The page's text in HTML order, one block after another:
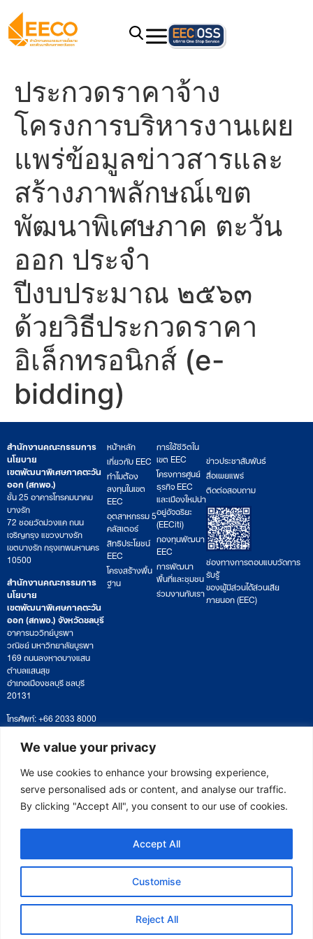
We value your privacy
We use cookies to enhance your browsing experience,
serve personalised ads or content, and analyse our traffic.
By clicking "Accept All", you consent to our use of cookies.
Customise
Reject All
Accept All
ประกวดราคาจ้าง
โครงการบริหารงานเผย
แพร่ข้อมูลข่าวสารและ
สร้างภาพลักษณ์เขต
พัฒนาพิเศษภาค ตะวัน
ออก ประจำ
ปีงบประมาณ ๒๕๖๓
ด้วยวิธีประกวดราคา
อิเล็กทรอนิกส์ (e-
bidding)
สำนักงานคณะกรรมการ
นโยบาย
เขตพัฒนาพิเศษภาคตะวัน
ออก (สกพอ.)
ชั้น 25 อาคารโทรคมนาคม
บางรัก
72 ซอยวัดม่วงแค ถนน
เจริญกรุง แขวงบางรัก
เขตบางรัก กรุงเทพมหานคร
10500
สำนักงานคณะกรรมการ
นโยบาย
เขตพัฒนาพิเศษภาคตะวัน
ออก (สกพอ.) จังหวัดชลบุรี
อาคารนววิทย์บูรพา
วณิชย์ มหาวิทยาลัยบูรพา
169 ถนนลงหาดบางแสน
ตำบลแสนสุข
อำเภอเมืองชลบุรี ชลบุรี
20131
โทรศัพท์: +66 2033 8000
เวลาทำการ: จันทร์ – ศุกร์
09:00 – 17:00 น.
ติดตามหนังสือหรือยื่นเอกสาร
saraban@eeco.or.th
หน้าหลัก
เกี่ยวกับ EEC
ทำไมต้อง
ลงทุนในเขต
EEC
อุตสาหกรรม 5
คลัสเตอร์
สิทธิประโยชน์
EEC
โครงสร้างพื้น
ฐาน
การใช้ชีวิตใน
เขต EEC
โครงการศูนย์
ธุรกิจ EEC
และเมืองใหม่น่า
อยู่อัจฉริยะ
(EECiti)
กองทุนพัฒนา
EEC
การพัฒนา
พื้นที่และชุมชน
ร่วมงานกับเรา
ข่าวประชาสัมพันธ์
สื่อเผยแพร่
ติดต่อสอบถาม
ช่องทางการตอบแบบวัดการ
รับรู้
ของผู้มีส่วนได้ส่วนเสีย
ภายนอก (EEC)
Copyright © 2025 Eastern Economic Corridor Office (EECO)